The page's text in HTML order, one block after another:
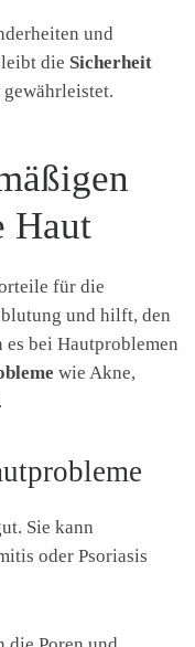
und
die Sicherheit
gewährleistet.
Haut
für die
und hilft, den
bei Hautproblemen
wie Akne,
Sie kann
oder Psoriasis